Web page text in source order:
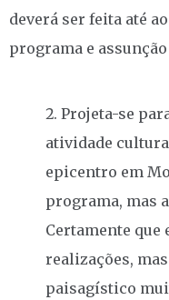
deverá ser feita até
programa e
Projeta-se
atividade
epicentro em
programa, mas
Certamente que
realizações,
paisagístico